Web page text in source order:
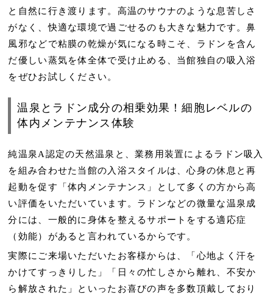
と自然に行き渡ります。高温のサウナのような息苦しさ
がなく、快適な環境で過ごせるのも大きな魅力です。鼻
風邪などで粘膜の乾燥が気になる時こそ、ラドンを含ん
だ優しい蒸気を体全体で受け止める、当館独自の吸入浴
をぜひお試しください。
温泉とラドン成分の相乗効果！細胞レベルの
体内メンテナンス体験
純温泉A認定の天然温泉と、業務用装置によるラドン吸入
を組み合わせた当館の入浴スタイルは、心身の休息と再
起動を促す「体内メンテナンス」として多くの方から高
い評価をいただいています。ラドンなどの微量な温泉成
分には、一般的に身体を整えるサポートをする適応症
（効能）があると言われているからです。
実際にご来場いただいたお客様からは、「心地よく汗を
かけてすっきりした」「日々の忙しさから離れ、不安か
ら解放された」といったお喜びの声を多数頂戴しており